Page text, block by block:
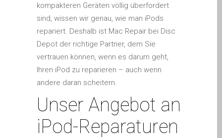
Apple MacBook-
Ladegeräte in Dundee –
Netzteile
Austausch der Batterie für
Ihr iPhone und iPad
Diehard Apple-Fans für
immer!
Generalüberholte Apple-
kompakteren Geräten völlig überfordert
sind, wissen wir genau, wie man iPods
repariert. Deshalb ist Mac Repair bei Disc
Depot der richtige Partner, dem Sie
vertrauen können, wenn es darum geht,
Ihren iPod zu reparieren – auch wenn
andere daran scheitern.
Unser Angebot an
iPod-Reparaturen